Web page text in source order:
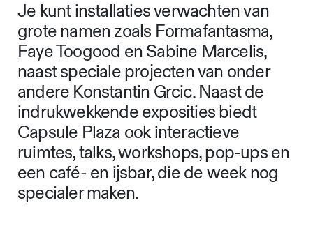
Je kunt installaties verwachten van
grote namen zoals Formafantasma,
Faye Toogood en Sabine Marcelis,
naast speciale projecten van onder
andere Konstantin Grcic. Naast de
indrukwekkende exposities biedt
Capsule Plaza ook interactieve
ruimtes, talks, workshops, pop-ups en
een café- en ijsbar, die de week nog
specialer maken.